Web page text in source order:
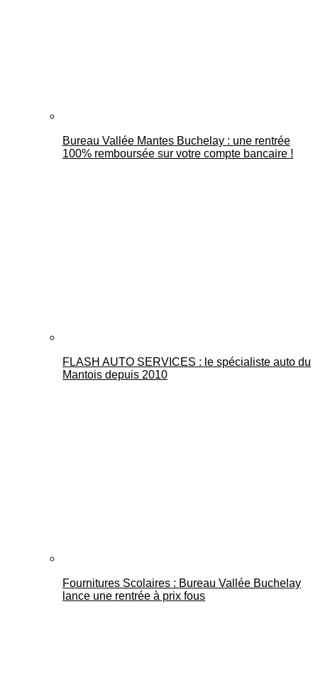
Bureau Vallée Mantes Buchelay : une rentrée
100% remboursée sur votre compte bancaire !
FLASH AUTO SERVICES : le spécialiste auto du
Mantois depuis 2010
Fournitures Scolaires : Bureau Vallée Buchelay
lance une rentrée à prix fous